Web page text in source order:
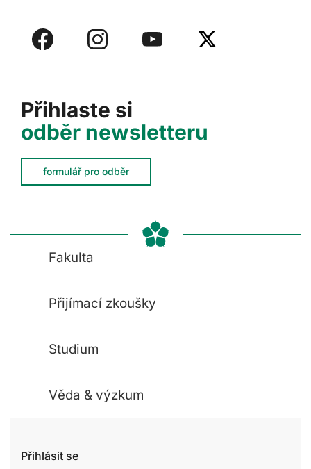
Přihlaste si
odběr newsletteru
formulář pro odběr
Fakulta
Přijímací zkoušky
Studium
Věda & výzkum
Přihlásit se